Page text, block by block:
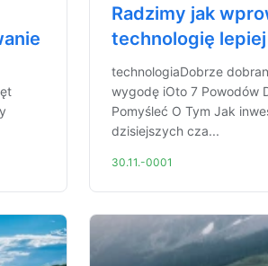
Radzimy jak
technologię lepiej
technologiaDobrze
wygodę iOto 7 Powodów
Pomyśleć O Tym Jak
dzisiejszych cza...
30.11.-0001